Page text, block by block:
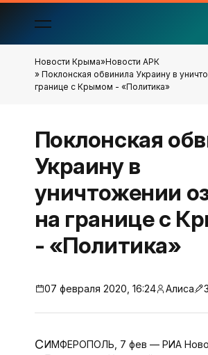
Новости Крыма»Новости АРК
» Поклонская обвинила Украину в
границе с Крымом - «Политика»
Поклонская
Украину в
уничтожении
на границе с
- «Политика»
07 февраля 2020, 16:24 Алиса
СИМФЕРОПОЛЬ, 7 фев — РИА Новости.